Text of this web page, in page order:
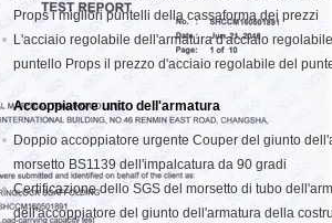
Props i migliori puntelli della cassaforma dei prezzi
dell'impalcatura
L'acciaio regolabile dell'armatura d'acciaio regolabile
puntello Props il prezzo d'acciaio regolabile del
Accoppiatore unito dell'armatura
Doppio accoppiatore urgente Couper del giunto
morsetto BS1139 dell'impalcatura da 90 gradi
Certificazione dello SGS del morsetto di tubo
dell'accoppiatore del giunto dell'armatura della